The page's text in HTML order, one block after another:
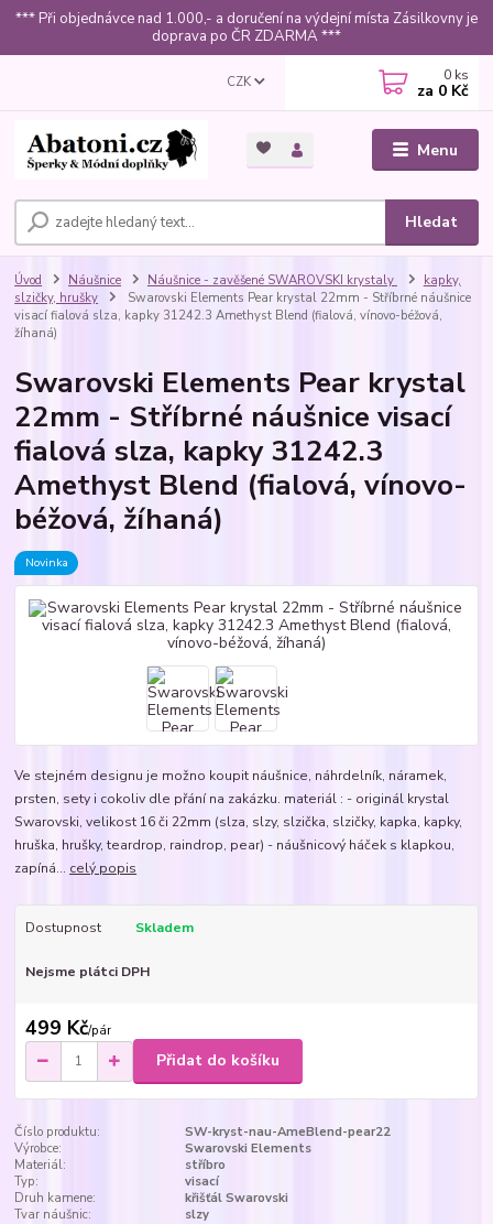
*** Při objednávce nad 1.000,- a doručení na výdejní místa Zásilkovny je
doprava po ČR ZDARMA ***
Menu
CZK
Hledat
0 ks
za 0 Kč
Úvod Náušnice Náušnice - zavěšené SWAROVSKI krystaly
kapky,
slzičky, hrušky
Swarovski Elements Pear krystal 22mm - Stříbrné náušnice
visací fialová slza, kapky 31242.3 Amethyst Blend (fialová, vínovo-béžová,
žíhaná)
Swarovski Elements Pear krystal
22mm - Stříbrné náušnice visací
fialová slza, kapky 31242.3
Amethyst Blend (fialová, vínovo-
béžová, žíhaná)
Novinka
Ve stejném designu je možno koupit náušnice, náhrdelník, náramek,
prsten, sety i cokoliv dle přání na zakázku. materiál : - originál krystal
Swarovski, velikost 16 či 22mm (slza, slzy, slzička, slzičky, kapka, kapky,
hruška, hrušky, teardrop, raindrop, pear) - náušnicový háček s klapkou,
zapíná... celý popis
Dostupnost Skladem
Nejsme plátci DPH
499 Kč/pár
Přidat do košíku
Číslo produktu:
SW-kryst-nau-AmeBlend-pear22
Výrobce:
Swarovski Elements
Materiál:
stříbro
Typ:
visací
Druh kamene:
křišťál Swarovski
Tvar náušnic:
slzy